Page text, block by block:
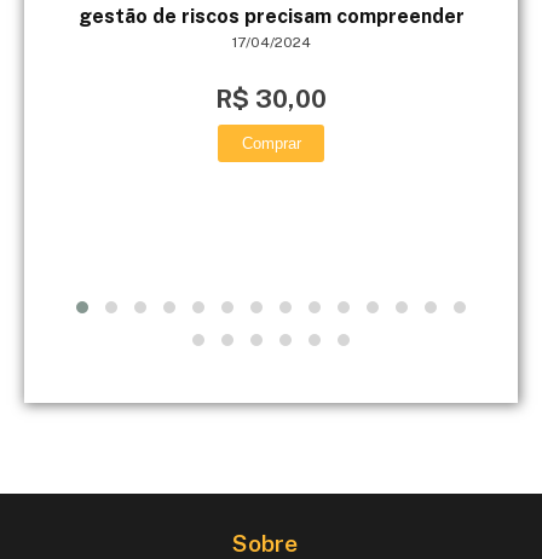
gestão de riscos precisam compreender
17/04/2024
R$ 30,00
Comprar
Sobre